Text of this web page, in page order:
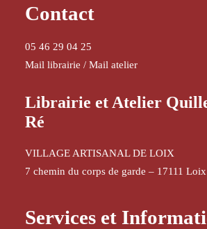
Contact
05 46 29 04 25
Mail librairie / Mail atelier
Librairie et Atelier
Ré
VILLAGE ARTISANAL DE LOIX
7 chemin du corps de garde – 17111 Loix
Services et